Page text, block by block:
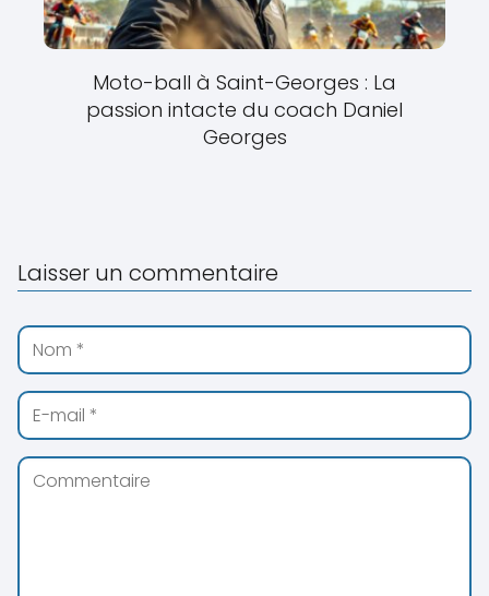
Moto-ball à Saint-Georges : La
passion intacte du coach Daniel
Georges
Laisser un commentaire